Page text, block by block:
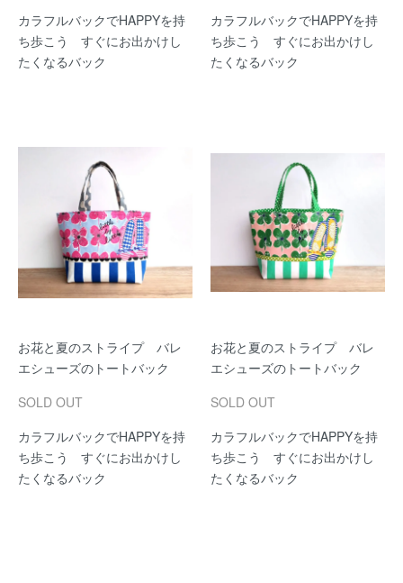
カラフルバックでHAPPYを持
ち歩こう すぐにお出かけし
たくなるバック
カラフルバックでHAPPYを持
ち歩こう すぐにお出かけし
たくなるバック
お花と夏のストライプ バレ
エシューズのトートバック
SOLD OUT
カラフルバックでHAPPYを持
ち歩こう すぐにお出かけし
たくなるバック
お花と夏のストライプ バレ
エシューズのトートバック
SOLD OUT
カラフルバックでHAPPYを持
ち歩こう すぐにお出かけし
たくなるバック